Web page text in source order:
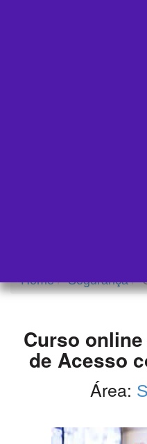
Home Segurança
Curso
de Acesso
Área: